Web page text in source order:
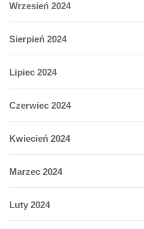
Wrzesień 2024
Sierpień 2024
Lipiec 2024
Czerwiec 2024
Kwiecień 2024
Marzec 2024
Luty 2024